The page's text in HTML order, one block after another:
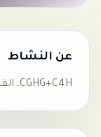
عن النشاط
CGHG+C4H، القادسية، تبوك 47714